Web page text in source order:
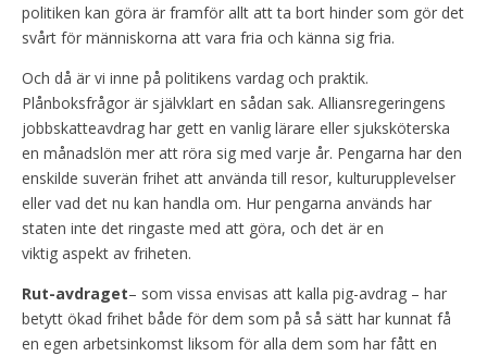
politiken kan göra är framför allt att ta bort hinder som gör det
svårt för människorna att vara fria och känna sig fria.
Och då är vi inne på politikens vardag och praktik.
Plånboksfrågor är självklart en sådan sak. Alliansregeringens
jobbskatteavdrag har gett en vanlig lärare eller sjuksköterska
en månadslön mer att röra sig med varje år. Pengarna har den
enskilde suverän frihet att använda till resor, kulturupplevelser
eller vad det nu kan handla om. Hur pengarna används har
staten inte det ringaste med att göra, och det är en
viktig aspekt av friheten.
Rut-avdraget– som vissa envisas att kalla pig-avdrag – har
betytt ökad frihet både för dem som på så sätt har kunnat få
en egen arbetsinkomst liksom för alla dem som har fått en